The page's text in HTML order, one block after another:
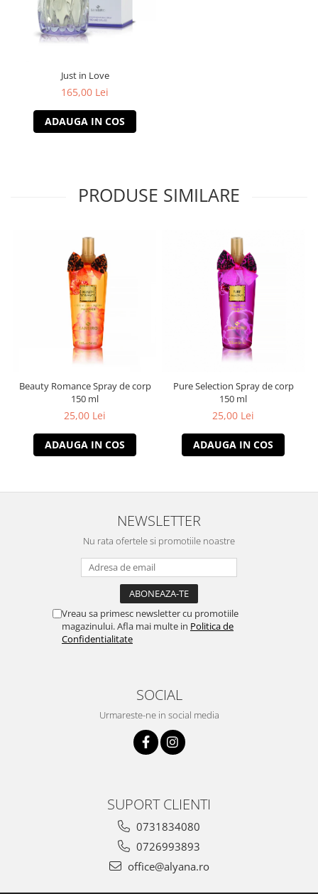
Just in Love
165,00 Lei
ADAUGA IN COS
PRODUSE SIMILARE
Beauty Romance Spray de corp
150 ml
25,00 Lei
ADAUGA IN COS
Pure Selection Spray de corp
150 ml
25,00 Lei
ADAUGA IN COS
NEWSLETTER
Nu rata ofertele si promotiile noastre
Vreau sa primesc newsletter cu promotiile
magazinului. Afla mai multe in Politica de
Confidentialitate
SOCIAL
Urmareste-ne in social media
SUPORT CLIENTI
0731834080
0726993893
office@alyana.ro